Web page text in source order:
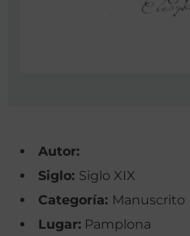
Autor:
Siglo: Siglo XIX
Categoría: Manuscrito
Lugar: Pamplona